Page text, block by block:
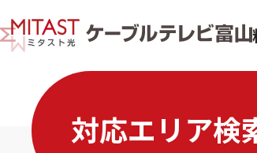
対応エリア検